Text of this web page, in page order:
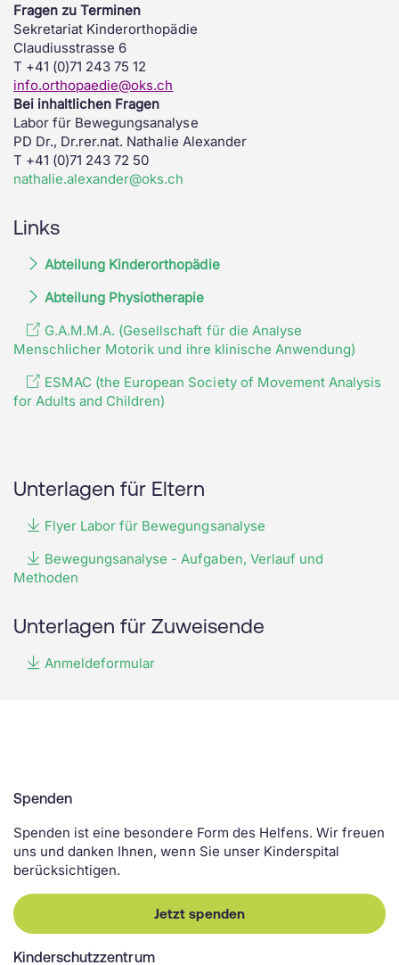
Fragen zu Terminen
Sekretariat Kinderorthopädie
Claudiusstrasse 6
T +41 (0)71 243 75 12
info.orthopaedie@oks.ch
Bei inhaltlichen Fragen
Labor für Bewegungsanalyse
PD Dr., Dr.rer.nat. Nathalie Alexander
T +41 (0)71 243 72 50
nathalie.alexander@oks.ch
Links
Abteilung Kinderorthopädie
Abteilung Physiotherapie
G.A.M.M.A. (Gesellschaft für die Analyse
Menschlicher Motorik und ihre klinische Anwendung)
ESMAC (the European Society of Movement Analysis
for Adults and Children)
Unterlagen für Eltern
Flyer Labor für Bewegungsanalyse
Bewegungsanalyse - Aufgaben, Verlauf und
Methoden
Unterlagen für Zuweisende
Anmeldeformular
Spenden
Spenden ist eine besondere Form des Helfens. Wir freuen
uns und danken Ihnen, wenn Sie unser Kinderspital
berücksichtigen.
Jetzt spenden
Kinderschutzzentrum